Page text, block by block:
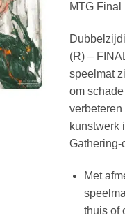
MTG
(R) –
speelmat
om
kunstwerk
Gathering-
Met
thuis of